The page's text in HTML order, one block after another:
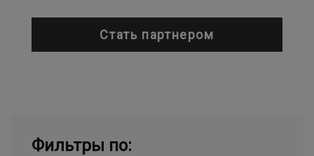
Стать партнером
Фильтры по: